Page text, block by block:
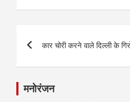
कार चोरी करने वाले दिल्ली के
मनोरंजन